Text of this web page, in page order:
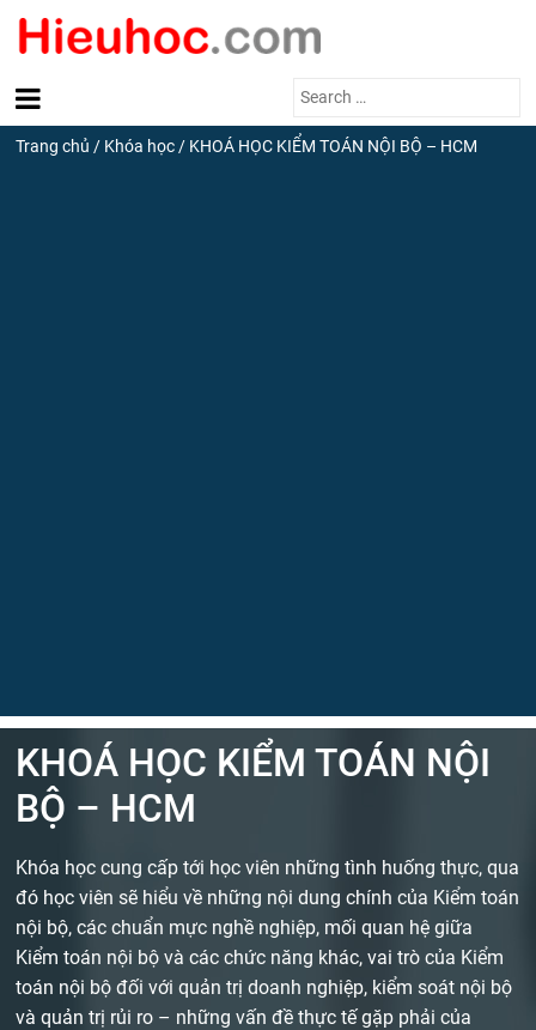
Search
Trang chủ / Khóa học / KHOÁ HỌC KIỂM TOÁN NỘI BỘ – HCM
KHOÁ HỌC KIỂM TOÁN NỘI
BỘ – HCM
Khóa học cung cấp tới học viên những tình huống thực, qua
đó học viên sẽ hiểu về những nội dung chính của Kiểm toán
nội bộ, các chuẩn mực nghề nghiệp, mối quan hệ giữa
Kiểm toán nội bộ và các chức năng khác, vai trò của Kiểm
toán nội bộ đối với quản trị doanh nghiệp, kiểm soát nội bộ
và quản trị rủi ro – những vấn đề thực tế gặp phải của